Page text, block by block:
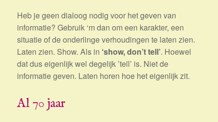
Heb je geen dialoog nodig voor het geven van
informatie? Gebruik ‘m dan om een karakter, een
situatie of de onderlinge verhoudingen te laten zien.
Laten zien. Show. Als in ‘show, don’t tell’. Hoewel
dat dus eigenlijk wel degelijk ’tell’ is. Niet de
informatie geven. Laten horen hoe het eigenlijk zit.
Al 70 jaar